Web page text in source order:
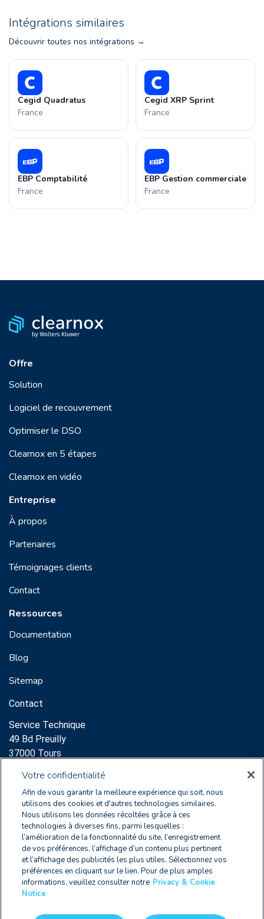
Intégrations similaires
Découvrir toutes nos intégrations
Cegid Quadratus
France
Cegid XRP Sprint
France
EBP Comptabilité
France
EBP Gestion commerciale
France
Offre
Solution
Logiciel de recouvrement
Optimiser le DSO
Clearnox en 5 étapes
Clearnox en vidéo
Entreprise
À propos
Partenaires
Témoignages clients
Contact
Ressources
Documentation
Blog
Sitemap
Contact
Service Technique
49 Bd Preuilly
37000 Tours
clearnoxsupport@wolterskluwer.com
+33 2 47 60 65 96
Service Commercial
64 Rue des Archives
75003 Paris
+33 2 47 60 65 96
FR 2579 9178 8010 0012
Votre confidentialité
Afin de vous garantir la meilleure expérience qui soit, nous
utilisons des cookies et d'autres technologies similaires.
Nous utilisons les données récoltées grâce à ces
technologies à diverses fins, parmi lesquelles :
l’amélioration de la fonctionnalité du site, l’enregistrement
de vos préférences, l’affichage d’un contenu plus pertinent
et l’affichage des publicités les plus utiles. Sélectionnez vos
préférences en cliquant sur le lien. Pour de plus amples
informations, veuillez consulter notre Privacy & Cookie
Notice